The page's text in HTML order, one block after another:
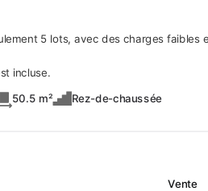
5 lots, avec des charges
incluse.
50.5 m² Rez-de-chaussée
Vente